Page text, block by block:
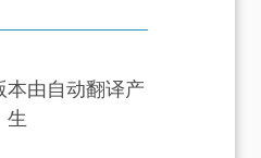
本由自动翻译产
生